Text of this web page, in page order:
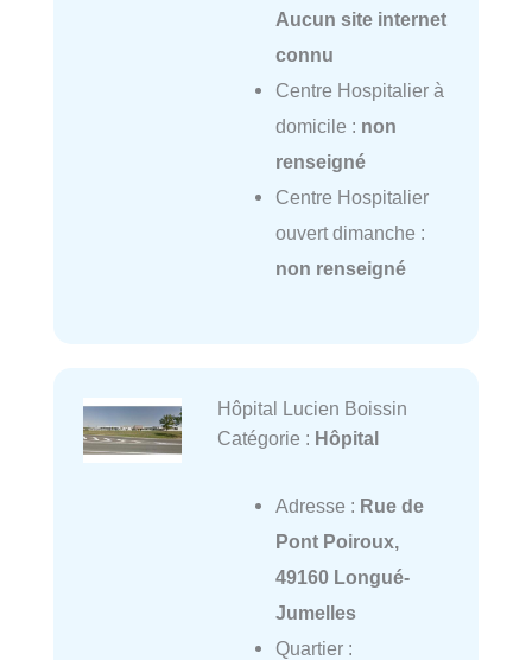
Aucun site internet
connu
Centre Hospitalier à
domicile : non
renseigné
Centre Hospitalier
ouvert dimanche :
non renseigné
Hôpital Lucien Boissin
Catégorie : Hôpital
Adresse : Rue de
Pont Poiroux,
49160 Longué-
Jumelles
Quartier :